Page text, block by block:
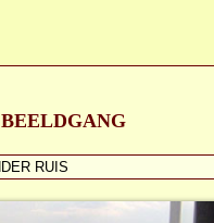
BEELDGANG